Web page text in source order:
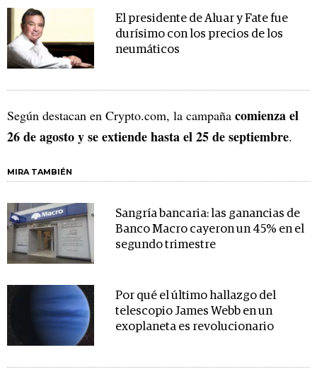
El presidente de Aluar y Fate fue
durísimo con los precios de los
neumáticos
Según destacan en Crypto.com, la campaña comienza el
26 de agosto y se extiende hasta el 25 de septiembre.
MIRA TAMBIÉN
Sangría bancaria: las ganancias de
Banco Macro cayeron un 45% en el
segundo trimestre
Por qué el último hallazgo del
telescopio James Webb en un
exoplaneta es revolucionario